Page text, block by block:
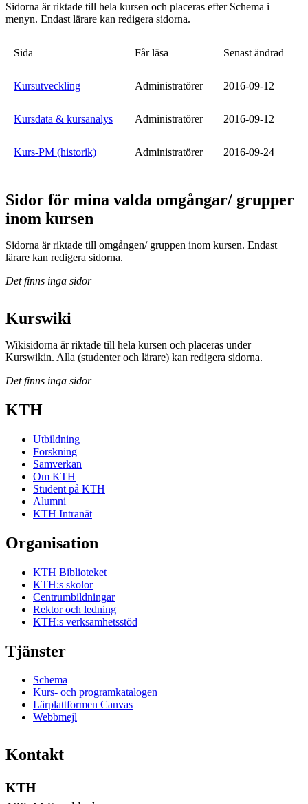
Sidorna är riktade till hela kursen och placeras efter Schema i
menyn. Endast lärare kan redigera sidorna.
Sida Får läsa Senast ändrad
Kursutveckling Administratörer 2016-09-12
Kursdata & kursanalys Administratörer 2016-09-12
Kurs-PM (historik) Administratörer 2016-09-24
Sidor för mina valda omgångar/ grupper
inom kursen
Sidorna är riktade till omgången/ gruppen inom kursen. Endast
lärare kan redigera sidorna.
Det finns inga sidor
Kurswiki
Wikisidorna är riktade till hela kursen och placeras under
Kurswikin. Alla (studenter och lärare) kan redigera sidorna.
Det finns inga sidor
KTH
Utbildning
Forskning
Samverkan
Om KTH
Student på KTH
Alumni
KTH Intranät
Organisation
KTH Biblioteket
KTH:s skolor
Centrumbildningar
Rektor och ledning
KTH:s verksamhetsstöd
Tjänster
Schema
Kurs- och programkatalogen
Lärplattformen Canvas
Webbmejl
Kontakt
KTH